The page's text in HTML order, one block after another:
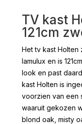
TV kast
121cm
Het tv kast Holten
lamulux en is
look en past
kast Holten is
voorzien van een
waaruit gekozen
blond oak, misty